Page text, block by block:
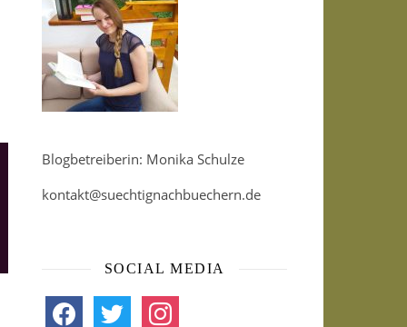
Blogbetreiberin: Monika Schulze
kontakt@suechtignachbuechern.de
SOCIAL MEDIA
facebook twitter instagram